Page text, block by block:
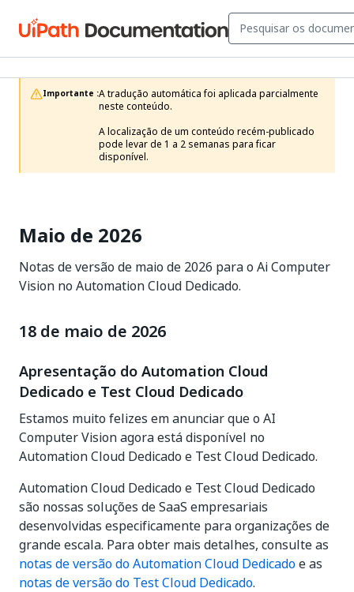
Importante :A tradução automática foi aplicada parcialmente
neste conteúdo.
A localização de um conteúdo recém-publicado
pode levar de 1 a 2 semanas para ficar
disponível.
Maio de 2026
Notas de versão de maio de 2026 para o Ai Computer
Vision no Automation Cloud Dedicado.
18 de maio de 2026
Apresentação do Automation Cloud
Dedicado e Test Cloud Dedicado
Estamos muito felizes em anunciar que o AI
Computer Vision agora está disponível no
Automation Cloud Dedicado e Test Cloud Dedicado.
Automation Cloud Dedicado e Test Cloud Dedicado
são nossas soluções de SaaS empresariais
desenvolvidas especificamente para organizações de
grande escala. Para obter mais detalhes, consulte as
notas de versão do Automation Cloud Dedicadoe as
notas de versão do Test Cloud Dedicado.